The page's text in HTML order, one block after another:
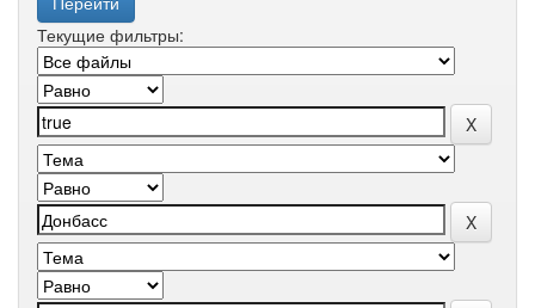
Текущие фильтры: